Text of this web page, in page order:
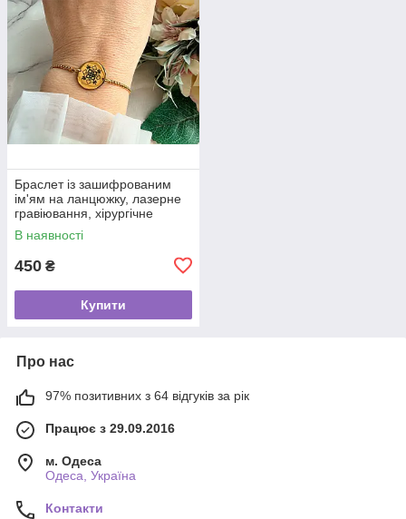
Браслет із зашифрованим
ім'ям на ланцюжку, лазерне
гравіювання, хірургічне
золото
В наявності
450 ₴
Купити
Про нас
97% позитивних з 64 відгуків за рік
Працює з 29.09.2016
м. Одеса
Одеса, Україна
Контакти